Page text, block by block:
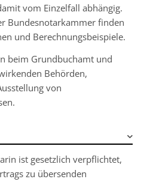
vom Einzelfall abhängig.
Bundesnotarkammer finden
und Berechnungsbeispiele.
beim Grundbuchamt und
Behörden,
von
ist gesetzlich verpflichtet,
zu übersenden